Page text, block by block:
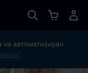
на автоматизиран